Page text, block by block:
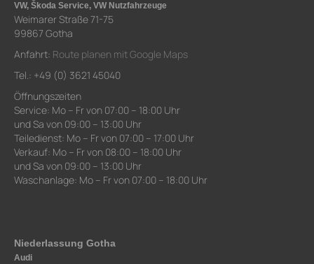
VW, Škoda Service, VW Nutzfahrzeuge
Weimarer Straße 71-75
99867 Gotha
Anfahrt: Route planen mit Google Maps
Tel.: +49 (0) 3621 45040
Öffnungszeiten
Service: Mo – Fr von 07:00 – 18:00 Uhr
und Sa von 09:00 – 13:00 Uhr
Teiledienst: Mo – Fr von 07:00 – 17:00 Uhr
Verkauf: Mo – Fr von 08:00 – 18:00 Uhr
und Sa von 09:00 – 13:00 Uhr
Waschanlage: Mo – Fr von 07:00 – 18:00 Uhr
Niederlassung Gotha
Audi